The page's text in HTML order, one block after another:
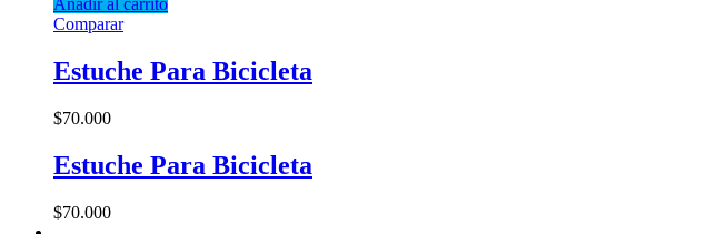
Añadir al carrito
Comparar
Estuche Para Bicicleta
$70.000
Estuche Para Bicicleta
$70.000